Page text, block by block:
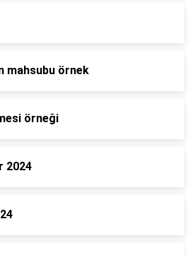
mahsubu örnek
örneği
2024